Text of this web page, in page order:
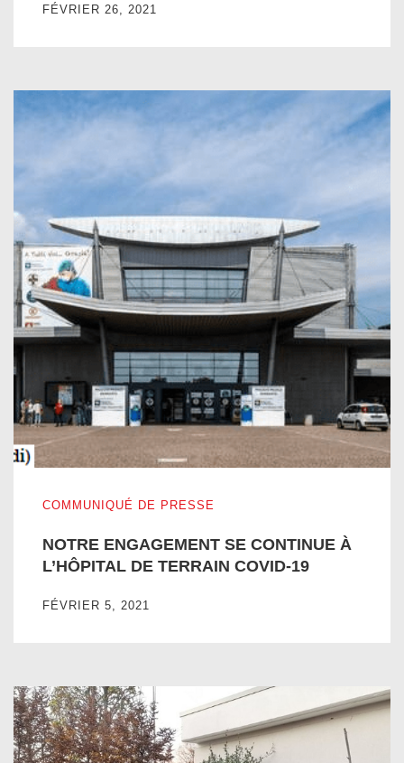
FÉVRIER 26, 2021
COMMUNIQUÉ DE PRESSE
NOTRE ENGAGEMENT SE CONTINUE À
L’HÔPITAL DE TERRAIN COVID-19
FÉVRIER 5, 2021